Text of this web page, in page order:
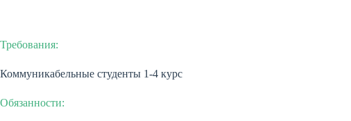
Требования:
Коммуникабельные студенты 1-4 курс
Обязанности: